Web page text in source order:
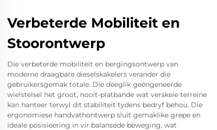
Verbeterde Mobiliteit en
Stoorontwerp
Die verbeterde mobiliteit en bergingsontwerp van
moderne draagbare dieselskakelers verander die
gebruikersgemak totale. Die deeglik geëngeneerde
wielstelsel het groot, nooit-platbande wat verskeie terreine
kan hanteer terwyl dit stabiliteit tydens bedryf behou. Die
ergonomiese handvathontwerp sluit gemaklike grepe en
ideale posisieering in vir balansede beweging, wat